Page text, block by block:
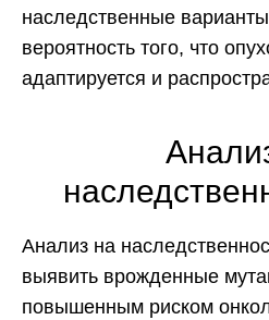
наследственные
вероятность того, что
адаптируется и
Анализ на
выявить врожденные
повышенным риском